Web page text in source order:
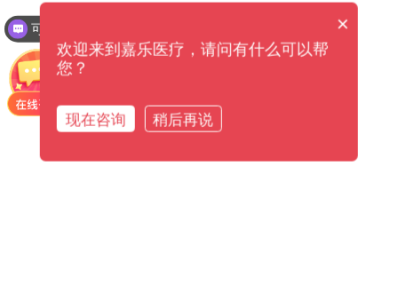
×
欢迎来到嘉乐医疗，请问有什么可以帮
您？
现在咨询 稍后再说